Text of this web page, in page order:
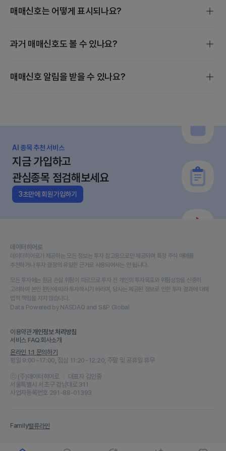
매매신호는 어떻게 표시되나요?
매매신호는 스마트 스코어, 밸류에이션, 수급 분석을 기준으로
과거 매매신호도 볼 수 있나요?
개별 종목 매매신호는 종목검색 후 [지금 살까?] 에서 확인할
매매신호 알림을 받을 수 있나요?
AI 종목 추천 서비스
지금 가입하고
관심종목 점검해보세요
3초만에 회원가입하기
데이터히어로
데이터히어로가 제공하는 모든 정보는 투자 참고용으로만 제공되며 특정 주식 매매를
추천하거나 투자 결정의 유일한 근거로 사용되어서는 안 됩니다.
모든 투자에는 원금 손실 위험이 따르므로 투자 전 개인의 투자목표와 위험성향을 신중히
고려하여 본인 판단에 따라 투자하시기 바라며, 당사는 제공된 정보로 인한 투자 결과에 대해
법적 책임을 지지 않습니다.
Data Powered by NASDAQ and S&P Global
이용약관개인정보 처리방침
서비스 FAQ 회사소개
온라인 1:1 문의하기
평일 9:00~17:00, 점심 11:20~12:20, 주말 및 공휴일 휴무
ⓒ (주)데이터히어로
대표자 김인중
서울특별시 서초구 강남대로 311
사업자등록번호 291-88-01393
Family밸류라인